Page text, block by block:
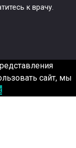
к врачу.
сайт, мы